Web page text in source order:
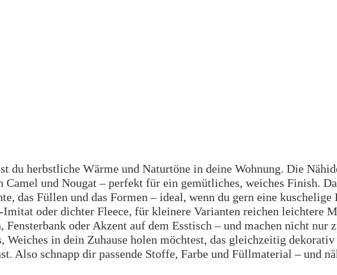
du herbstliche Wärme und Naturtöne in deine Wohnung. Die
und Nougat – perfekt für ein gemütliches, weiches Finish.
das Füllen und das Formen – ideal, wenn du gern eine
oder dichter Fleece, für kleinere Varianten reichen leichtere
Fensterbank oder Akzent auf dem Esstisch – und machen nicht nur
Weiches in dein Zuhause holen möchtest, das gleichzeitig
Also schnapp dir passende Stoffe, Farbe und Füllmaterial – und